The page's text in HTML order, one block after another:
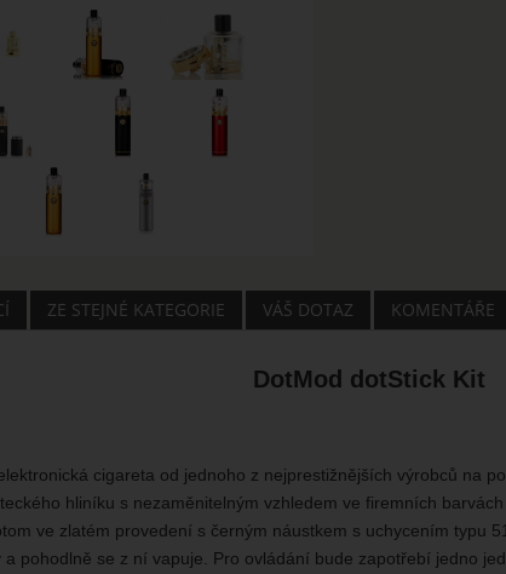
ZE STEJNÉ KATEGORIE VÁŠ DOTAZ KOMENTÁŘE
DotMod dotStick Kit
cigareta od jednoho z nejprestižnějších výrobců na
hliníku s nezaměnitelným vzhledem ve firemních
ve zlatém provedení s černým náustkem s uchycením typu
a pohodlně se z ní vapuje. Pro ovládání bude zapotřebí jedno